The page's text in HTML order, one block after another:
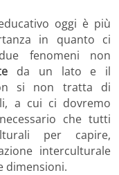
oggi è più
in quanto ci
fenomeni non
da un lato e il
si non tratta di
a cui ci dovremo
che tutti
per capire,
interculturale
dimensioni.